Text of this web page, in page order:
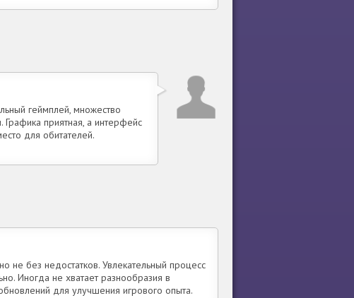
геймплей, множество
приятная, а интерфейс
для обитателей.
не без недостатков. Увлекательный процесс
Иногда не хватает разнообразия в
для улучшения игрового опыта.